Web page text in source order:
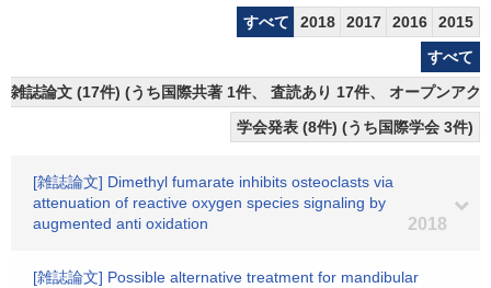
すべて 2018 2017 2016
2015
すべて
雑誌論文 (17件) (うち国際共著 1件、 査読あり 17件、 オープンアク
学会発表 (8件) (うち国際学会 3件)
[雑誌論文] Dimethyl fumarate inhibits osteoclasts via
attenuation of reactive oxygen species signaling by
augmented anti oxidation
2018
[雑誌論文] Possible alternative treatment for mandibular